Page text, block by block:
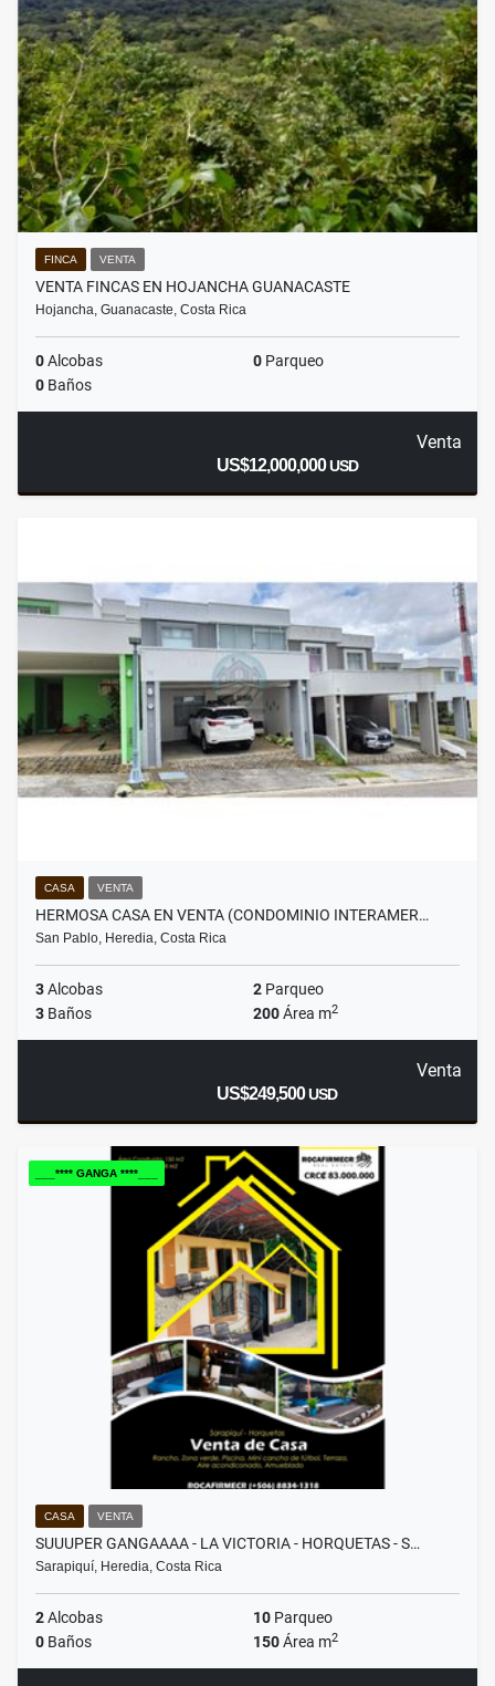
FINCA VENTA
VENTA FINCAS EN HOJANCHA GUANACASTE
Hojancha, Guanacaste, Costa Rica
0Alcobas 0 Parqueo
0 Baños
Venta
US$12,000,000USD
CASA VENTA
HERMOSA CASA EN VENTA (CONDOMINIO INTERAMER…
San Pablo, Heredia, Costa Rica
3Alcobas 2 Parqueo
3 Baños 200Área m2
Venta
US$249,500USD
___**** GANGA ****___
CASA VENTA
SUUUPER GANGAAAA - LA VICTORIA - HORQUETAS - S…
Sarapiquí, Heredia, Costa Rica
2Alcobas 10 Parqueo
0 Baños 150Área m2